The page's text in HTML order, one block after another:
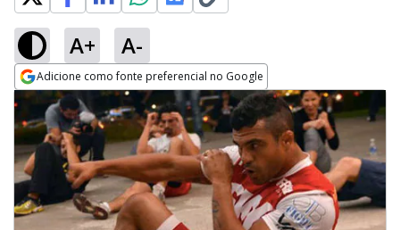
A+ A-
Adicione como fonte preferencial no Google
Opens in new window